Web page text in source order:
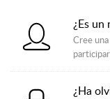
¿Es un
Cree
¿Ha